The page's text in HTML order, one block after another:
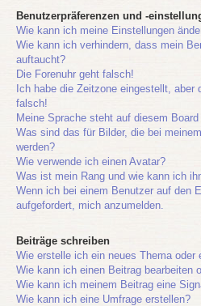
Benutzerpräferenzen und -
Wie kann ich meine Einstellungen
Wie kann ich verhindern, dass mein
auftaucht?
Die Forenuhr geht falsch!
Ich habe die Zeitzone eingestellt, aber
falsch!
Meine Sprache steht auf diesem
Was sind das für Bilder, die bei
werden?
Wie verwende ich einen Avatar?
Was ist mein Rang und wie kann ich
Wenn ich bei einem Benutzer auf den
aufgefordert, mich anzumelden.
Beiträge schreiben
Wie erstelle ich ein neues Thema oder
Wie kann ich einen Beitrag bearbeiten
Wie kann ich meinem Beitrag eine
Wie kann ich eine Umfrage erstellen?